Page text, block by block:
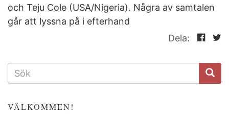
och Teju Cole (USA/Nigeria). Några av samtalen
går att lyssna på i efterhand
Dela:
SÖKFORMULÄR
VÄLKOMMEN!